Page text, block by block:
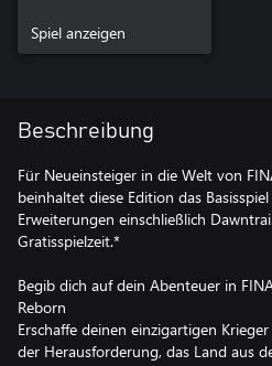
Spiel anzeigen
Beschreibung
Für Neueinsteiger in die Welt von
beinhaltet diese Edition das
Erweiterungen einschließlich
Gratisspielzeit.*
Begib dich auf dein Abenteuer in
Reborn
Erschaffe deinen einzigartigen
der Herausforderung, das Land aus